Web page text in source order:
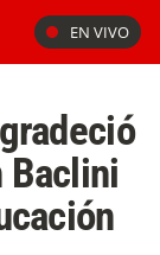
EN VIVO
Baclini